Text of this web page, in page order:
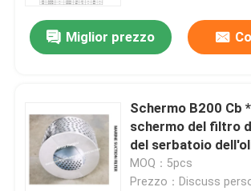
Miglior prezzo
Schermo B200 Cb
schermo del filtro
del serbatoio
schermo B200s Cb
filtro di aspirazione
MOQ：5pcs
Prezzo：Discuss